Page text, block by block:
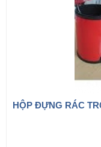
HỘP ĐỰNG RÁC